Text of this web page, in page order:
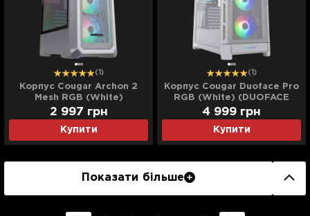
(1)
Корпус Cougar Archon 2
Mesh RGB (White)
(ARCHON 2 MESH RGB
(White))
Купити
2 997 грн
(1)
Корпус Cougar Duoface Pro
RGB (White) (DUOFACE
PRO RGB (White))
Купити
4 999 грн
Показати більше